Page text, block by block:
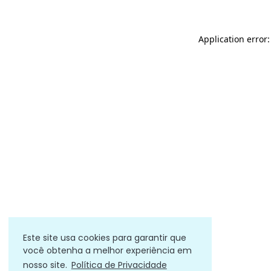
Este site usa cookies para garantir que
você obtenha a melhor experiência em
nosso site. Política de Privacidade
Application